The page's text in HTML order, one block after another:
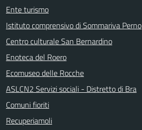
Ente turismo
Istituto comprensivo di Sommariva Perno
Centro culturale San Bernardino
Enoteca del Roero
Ecomuseo delle Rocche
ASLCN2 Servizi sociali - Distretto di Bra
Comuni fioriti
Recuperiamoli